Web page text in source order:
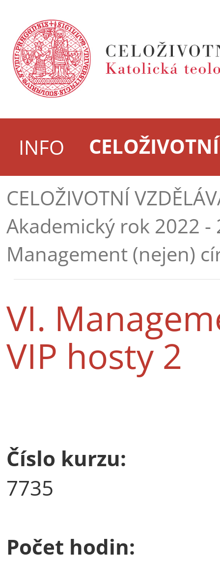
INFO
CELOŽIVOTNÍ
Akademický rok 2022 -
Management (nejen)
VI.
VIP hosty 2
Číslo kurzu:
7735
Počet hodin: